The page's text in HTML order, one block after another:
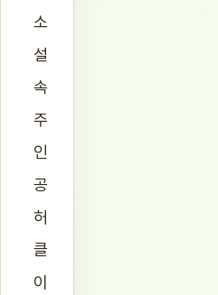
소
설
속
주
인
공
허
클
이